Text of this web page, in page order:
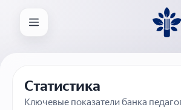
Статистика
Ключевые показатели банка